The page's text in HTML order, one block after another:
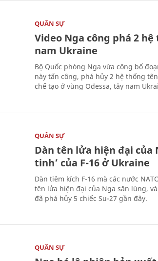
QUÂN SỰ
Video Nga công phá 2
nam Ukraine
Bộ Quốc phòng Nga vừa công bố
này tấn công, phá hủy 2 hệ thống
chế tạo ở vùng Odessa, tây nam
QUÂN SỰ
Dàn tên lửa hiện đại của
tinh’ của F-16 ở Ukraine
Dàn tiêm kích F-16 mà các nước
tên lửa hiện đại của Nga săn lùng,
đã phá hủy 5 chiếc Su-27 gần đây.
QUÂN SỰ